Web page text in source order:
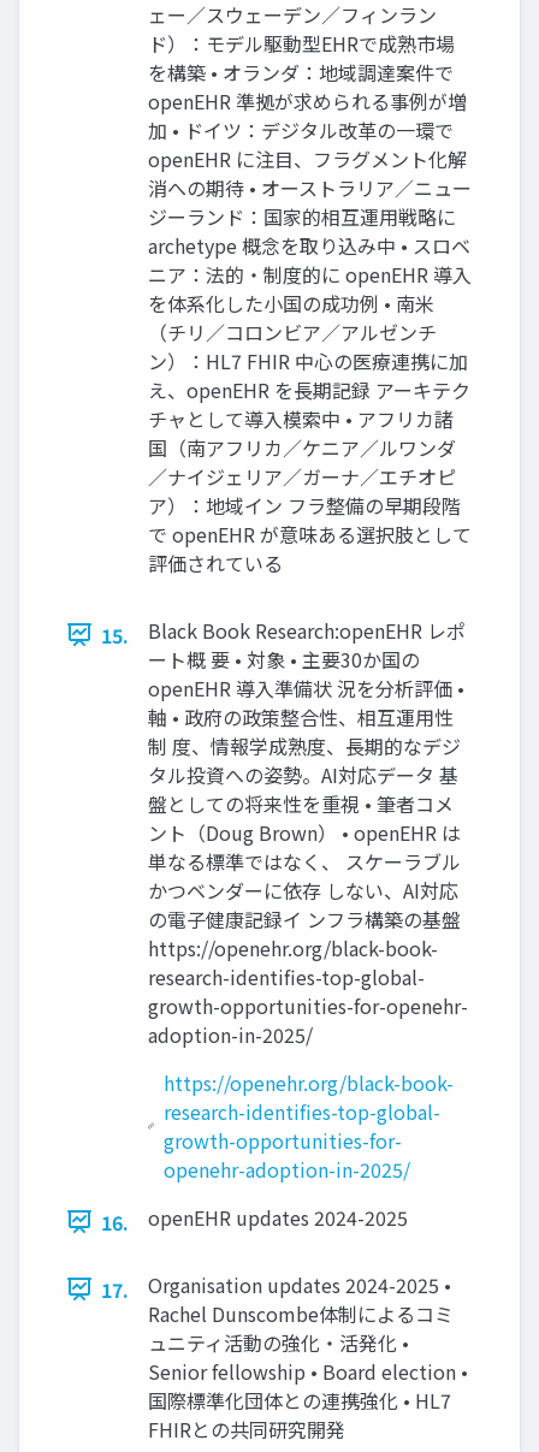
ェー／スウェーデン／フィンラン
ド）：モデル駆動型EHRで成熟市場
を構築 • オランダ：地域調達案件で
openEHR 準拠が求められる事例が増
加 • ドイツ：デジタル改革の一環で
openEHR に注目、フラグメント化解
消への期待 • オーストラリア／ニュー
ジーランド：国家的相互運用戦略に
archetype 概念を取り込み中 • スロベ
ニア：法的・制度的に openEHR 導入
を体系化した小国の成功例 • 南米
（チリ／コロンビア／アルゼンチ
ン）：HL7 FHIR 中心の医療連携に加
え、openEHR を長期記録 アーキテク
チャとして導入模索中 • アフリカ諸
国（南アフリカ／ケニア／ルワンダ
／ナイジェリア／ガーナ／エチオピ
ア）：地域イン フラ整備の早期段階
で openEHR が意味ある選択肢として
評価されている
15.
Black Book Research:openEHR レポ
ート概 要 • 対象 • 主要30か国の
openEHR 導入準備状 況を分析評価 •
軸 • 政府の政策整合性、相互運用性
制 度、情報学成熟度、長期的なデジ
タル投資への姿勢。AI対応データ 基
盤としての将来性を重視 • 筆者コメ
ント（Doug Brown） • openEHR は
単なる標準ではなく、 スケーラブル
かつベンダーに依存 しない、AI対応
の電子健康記録イ ンフラ構築の基盤
https://openehr.org/black-book-
research-identifies-top-global-
growth-opportunities-for-openehr-
adoption-in-2025/
https://openehr.org/black-book-
research-identifies-top-global-
growth-opportunities-for-
openehr-adoption-in-2025/
16.
openEHR updates 2024-2025
17.
Organisation updates 2024-2025 •
Rachel Dunscombe体制によるコミ
ュニティ活動の強化・活発化 •
Senior fellowship • Board election •
国際標準化団体との連携強化 • HL7
FHIRとの共同研究開発